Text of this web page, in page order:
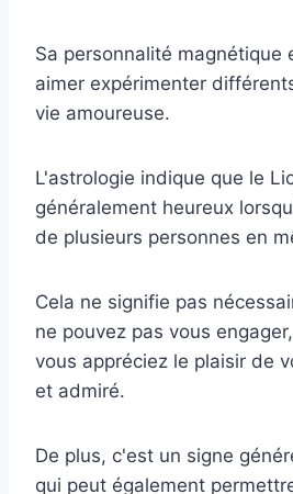
Sa personnalité magnétique
aimer expérimenter
vie amoureuse.
L'astrologie indique que le
généralement heureux
de plusieurs personnes en
Cela ne signifie pas
ne pouvez pas vous
vous appréciez le plaisir de
et admiré.
De plus, c'est un signe
qui peut également